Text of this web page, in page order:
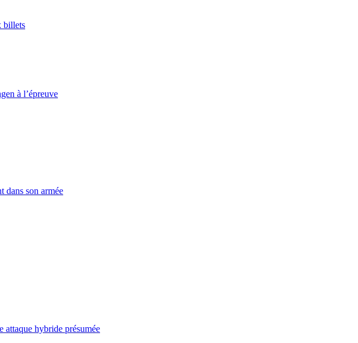
billets
à l’épreuve
dans son armée
attaque hybride présumée